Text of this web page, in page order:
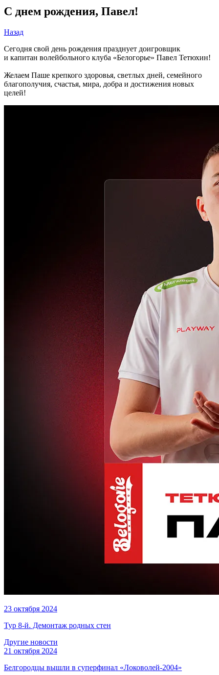
С днем рождения, Павел!
Назад
Сегодня свой день рождения празднует доигровщик
и капитан волейбольного клуба «Белогорье» Павел Тетюхин!
Желаем Паше крепкого здоровья, светлых дней, семейного
благополучия, счастья, мира, добра и достижения новых
целей!
23 октября 2024
Тур 8-й. Демонтаж родных стен
Другие новости
21 октября 2024
Белгородцы вышли в суперфинал «Локоволей-2004»